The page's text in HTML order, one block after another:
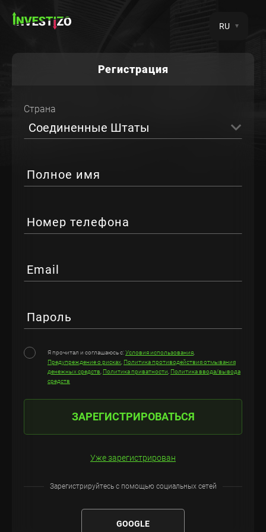
RU
Регистрация
Страна
Соединенные Штаты
Полное имя
Номер телефона
Email
Пароль
Я прочитал и соглашаюсь с:Условия использования
Предупреждение о рисках Политика противодействия отмывания
денежных средств Политика приватности Политика ввода/вывода
средств
ЗАРЕГИСТРИРОВАТЬСЯ
Уже зарегистрирован
Зарегистрируйтесь с помощью социальных сетей
GOOGLE